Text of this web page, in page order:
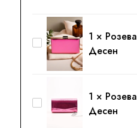
Чевли
Розева
Ташна
Десен
1 ×
Десен
Розева
1 ×
Десен